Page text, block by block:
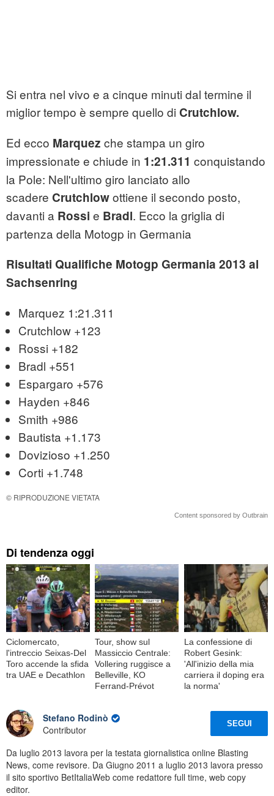
Si entra nel vivo e a cinque minuti dal termine il
miglior tempo è sempre quello di Crutchlow.
Ed ecco Marquez che stampa un giro
impressionate e chiude in 1:21.311 conquistando
la Pole: Nell'ultimo giro lanciato allo
scadere Crutchlowottiene il secondo posto,
davanti a Rossi e Bradl. Ecco la griglia di
partenza della Motogp in Germania
Risultati Qualifiche Motogp Germania 2013 al
Sachsenring
Marquez 1:21.311
Crutchlow +123
Rossi +182
Bradl +551
Espargaro +576
Hayden +846
Smith +986
Bautista +1.173
Dovizioso +1.250
Corti +1.748
© RIPRODUZIONE VIETATA
Content sponsored by Outbrain
Di tendenza oggi
Ciclomercato,
l'intreccio Seixas-Del
Toro accende la sfida
tra UAE e Decathlon
Tour, show sul
Massiccio Centrale:
Vollering ruggisce a
Belleville, KO
Ferrand-Prévot
La confessione di
Robert Gesink:
'All'inizio della mia
carriera il doping era
la norma'
Stefano Rodinò
Contributor
SEGUI
Da luglio 2013 lavora per la testata giornalistica online Blasting
News, come revisore. Da Giugno 2011 a luglio 2013 lavora presso
il sito sportivo BetItaliaWeb come redattore full time, web copy
editor.